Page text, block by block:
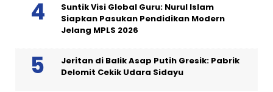
Suntik Visi Global Guru: Nurul Islam
Siapkan Pasukan Pendidikan Modern
Jelang MPLS 2026
Jeritan di Balik Asap Putih Gresik: Pabrik
Delomit Cekik Udara Sidayu